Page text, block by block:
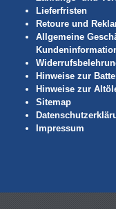
Lieferfristen
Retoure und
Allgemeine
Hinweise zur
Hinweise zur
Sitemap
Impressum